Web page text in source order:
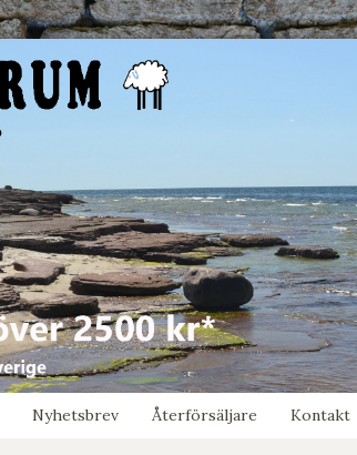
Nyhetsbrev Återförsäljare Kontakt